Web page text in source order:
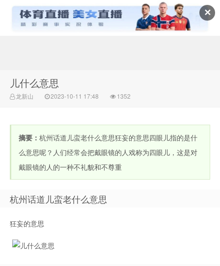
✕
儿什么意思
龙新山 2023-10-11 17:48 1352
摘要： 杭州话道儿蛮老什么意思狂妄的意思四眼儿指的是什
么意思呢？人们经常会把戴眼镜的人戏称为四眼儿，这是对
戴眼镜的人的一种不礼貌和不尊重
杭州话道儿蛮老什么意思
狂妄的意思